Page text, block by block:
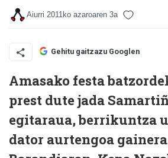
Aiurri 2011ko azaroaren 3a
Gehitu gaitzazu Googlen
Amasako festa
prest dute jada
egitaraua, berrikuntza
dator aurtengoa